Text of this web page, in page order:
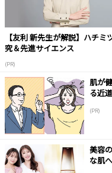
【友利 新先生が解説】ハチミ
究＆先進サイエンス
(PR)
肌が
る近道
(PR)
美容
な肌